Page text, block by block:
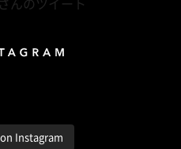
んのツイート
Instagram